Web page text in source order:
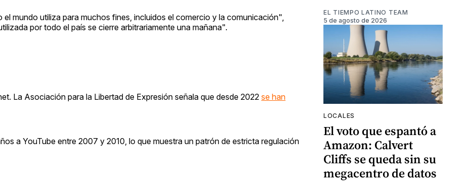
mundo utiliza para muchos fines, incluidos el comercio y la comunicación",
por todo el país se cierre arbitrariamente una mañana".
La Asociación para la Libertad de Expresión señala que desde 2022 se han
a YouTube entre 2007 y 2010, lo que muestra un patrón de estricta regulación
EL TIEMPO LATINO TEAM
5 de agosto de 2026
LOCALES
El voto que espantó a
Amazon: Calvert
Cliffs se queda sin su
megacentro de datos